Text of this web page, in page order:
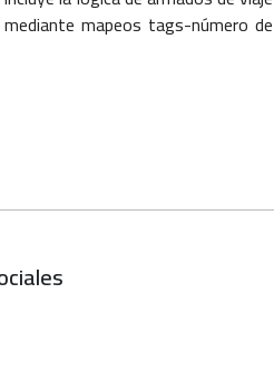
mapeos tags-número de